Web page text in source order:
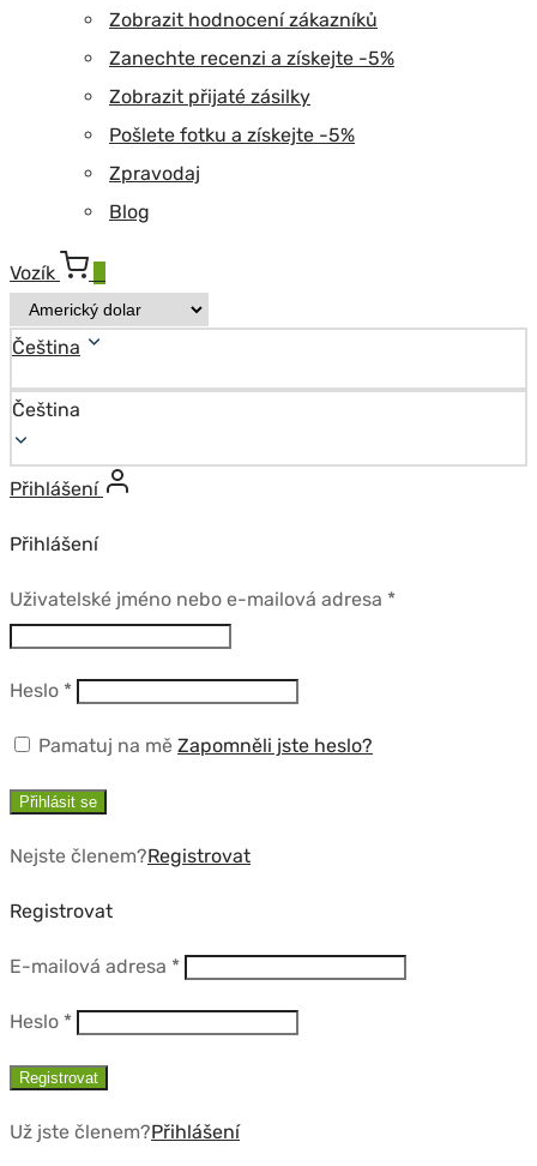
Zobrazit hodnocení zákazníků
Zanechte recenzi a získejte -5%
Zobrazit přijaté zásilky
Pošlete fotku a získejte -5%
Zpravodaj
Blog
Vozík
Čeština
Čeština
Přihlášení
Přihlášení
Uživatelské jméno nebo e-mailová adresa *Povinné
Heslo *Povinné
Pamatuj na mě Zapomněli jste heslo?
Přihlásit se
Nejste členem?Registrovat
Registrovat
E-mailová adresa *Povinné
Heslo *Povinné
Registrovat
Už jste členem?Přihlášení